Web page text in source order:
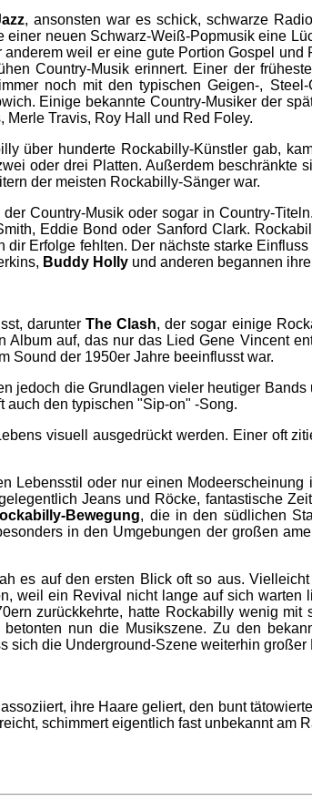
, ansonsten war es schick, schwarze
neuen Schwarz-Weiß-Popmusik eine
weil er eine gute Portion Gospel
Country-Musik erinnert. Einer der
noch mit den typischen Geigen-, Steel-
Einige bekannte Country-Musiker der
Travis, Roy Hall und Red Foley.
über hunderte Rockabilly-Künstler gab,
oder drei Platten. Außerdem
der meisten Rockabilly-Sänger war.
Country-Musik oder sogar in Country-
Eddie Bond oder Sanford Clark.
Erfolge fehlten. Der nächste starke
Buddy Holly und anderen begannen
darunter The Clash, der sogar einige
Album auf, das nur das Lied Gene Vincent
Sound der 1950er Jahre beeinflusst war.
jedoch die Grundlagen vieler heutiger
auch den typischen "Sip-on" -Song.
visuell ausgedrückt werden. Einer oft
Lebensstil oder nur einen
Jeans und Röcke, fantastische
Bewegung, die in den südlichen
in den Umgebungen der großen
es auf den ersten Blick oft so aus.
weil ein Revival nicht lange auf sich
zurückkehrte, hatte Rockabilly wenig
nun die Musikszene. Zu den
sich die Underground-Szene weiterhin
ihre Haare geliert, den bunt
schimmert eigentlich fast unbekannt am